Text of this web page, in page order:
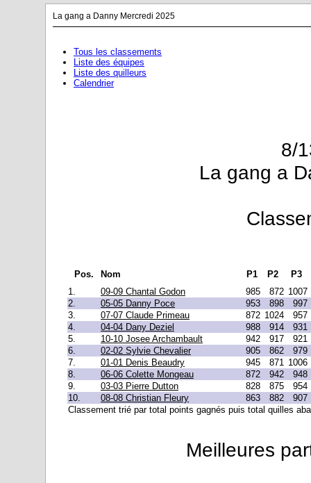
La gang a Danny Mercredi 2025
Tous les classements
Liste des équipes
Liste des quilleurs
Calendrier
8/
La gang a
Pos. Nom P1 P2
P3
1.
09-09 Chantal Godon 985 872 1007
2.
05-05 Danny Poce 953 898
997
3.
07-07 Claude Primeau 872 1024
957
4.
04-04 Dany Deziel 988 914
931
5.
10-10 Josee Archambault 942 917
921
6.
02-02 Sylvie Chevalier 905 862
979
7.
01-01 Denis Beaudry 945 871 1006
8.
06-06 Colette Mongeau 872 942
948
9.
03-03 Pierre Dutton 828 875
954
10.
08-08 Christian Fleury 863 882
907
Classement trié par total points gagnés puis total quilles
Meilleures